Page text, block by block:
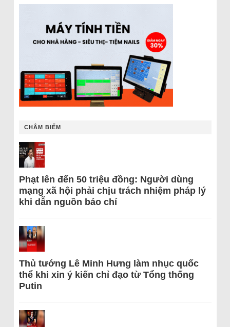
CHÂM BIẾM
Phạt lên đến 50 triệu đồng: Người dùng
mạng xã hội phải chịu trách nhiệm pháp lý
khi dẫn nguồn báo chí
Thủ tướng Lê Minh Hưng làm nhục quốc
thể khi xin ý kiến chỉ đạo từ Tổng thống
Putin